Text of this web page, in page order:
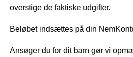
overstige de faktiske udgifter.
Beløbet indsættes på din
Ansøger du for dit barn gør vi